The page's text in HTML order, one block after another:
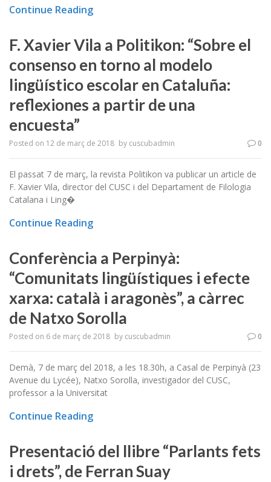
Continue Reading
F. Xavier Vila a Politikon: “Sobre el
consenso en torno al modelo
lingüístico escolar en Cataluña:
reflexiones a partir de una
encuesta”
Posted on 12 de març de 2018 by cuscubadmin 0
El passat 7 de març, la revista Politikon va publicar un article de
F. Xavier Vila, director del CUSC i del Departament de Filologia
Catalana i Ling�
Continue Reading
Conferència a Perpinyà:
“Comunitats lingüístiques i efecte
xarxa: català i aragonès”, a càrrec
de Natxo Sorolla
Posted on 6 de març de 2018 by cuscubadmin 0
Demà, 7 de març del 2018, a les 18.30h, a Casal de Perpinyà (23
Avenue du Lycée), Natxo Sorolla, investigador del CUSC,
professor a la Universitat
Continue Reading
Presentació del llibre “Parlants fets
i drets”, de Ferran Suay